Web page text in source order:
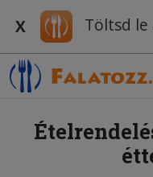
X Töltsd